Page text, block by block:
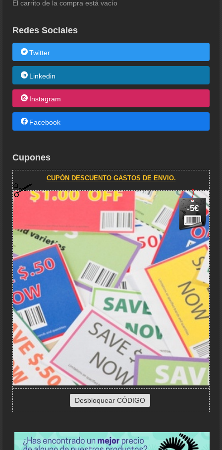
El carrito de la compra está vacío
Redes Sociales
Twitter
Linkedin
Instagram
Facebook
Cupones
CUPÓN DESCUENTO GASTOS DE ENVIO.
-5€